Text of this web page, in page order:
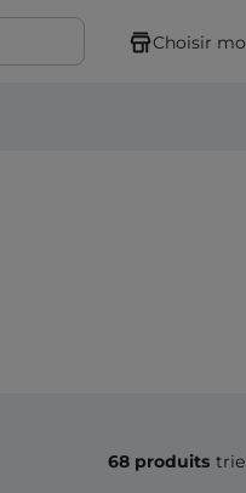
Choisir
68 produits